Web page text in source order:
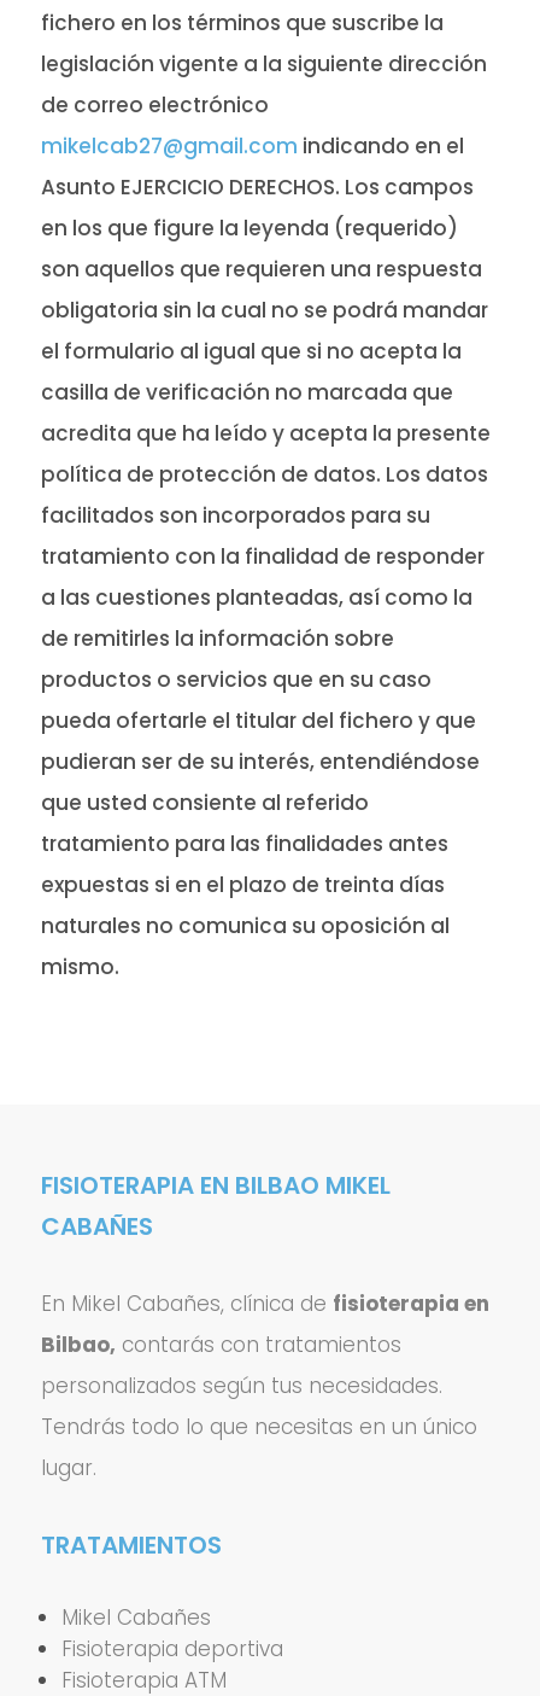
fichero en los términos que suscribe la
legislación vigente a la siguiente dirección
de correo electrónico
mikelcab27@gmail.com indicando en el
Asunto EJERCICIO DERECHOS. Los campos
en los que figure la leyenda (requerido)
son aquellos que requieren una respuesta
obligatoria sin la cual no se podrá mandar
el formulario al igual que si no acepta la
casilla de verificación no marcada que
acredita que ha leído y acepta la presente
política de protección de datos. Los datos
facilitados son incorporados para su
tratamiento con la finalidad de responder
a las cuestiones planteadas, así como la
de remitirles la información sobre
productos o servicios que en su caso
pueda ofertarle el titular del fichero y que
pudieran ser de su interés, entendiéndose
que usted consiente al referido
tratamiento para las finalidades antes
expuestas si en el plazo de treinta días
naturales no comunica su oposición al
mismo.
FISIOTERAPIA EN BILBAO MIKEL
CABAÑES
En Mikel Cabañes, clínica de fisioterapia en
Bilbao, contarás con tratamientos
personalizados según tus necesidades.
Tendrás todo lo que necesitas en un único
lugar.
TRATAMIENTOS
Mikel Cabañes
Fisioterapia deportiva
Fisioterapia ATM